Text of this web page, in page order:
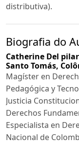
distributiva).
Biografia do
Catherine Del
Santo Tomás,
Magíster en
Pedagógica y
Justicia
Derechos
Especialista en
Nacional de